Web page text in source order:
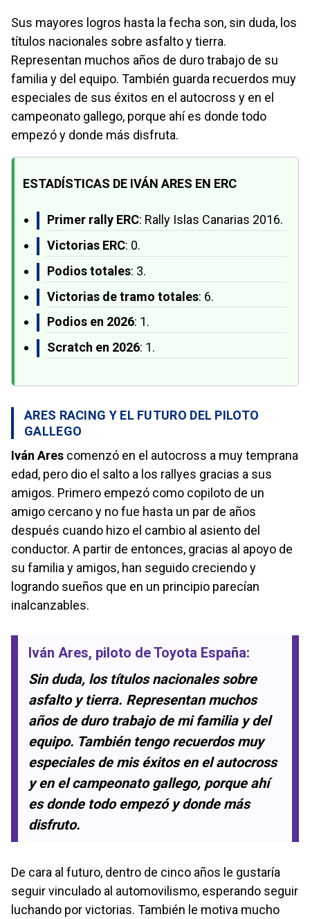
Sus mayores logros hasta la fecha son, sin duda, los
títulos nacionales sobre asfalto y tierra.
Representan muchos años de duro trabajo de su
familia y del equipo. También guarda recuerdos muy
especiales de sus éxitos en el autocross y en el
campeonato gallego, porque ahí es donde todo
empezó y donde más disfruta.
ESTADÍSTICAS DE IVÁN ARES EN ERC
Primer rally ERC: Rally Islas Canarias 2016.
Victorias ERC: 0.
Podios totales: 3.
Victorias de tramo totales: 6.
Podios en 2026: 1.
Scratch en 2026: 1.
ARES RACING Y EL FUTURO DEL PILOTO
GALLEGO
Iván Ares comenzó en el autocross a muy temprana
edad, pero dio el salto a los rallyes gracias a sus
amigos. Primero empezó como copiloto de un
amigo cercano y no fue hasta un par de años
después cuando hizo el cambio al asiento del
conductor. A partir de entonces, gracias al apoyo de
su familia y amigos, han seguido creciendo y
logrando sueños que en un principio parecían
inalcanzables.
Iván Ares, piloto de Toyota España:
Sin duda, los títulos nacionales sobre
asfalto y tierra. Representan muchos
años de duro trabajo de mi familia y del
equipo. También tengo recuerdos muy
especiales de mis éxitos en el autocross
y en el campeonato gallego, porque ahí
es donde todo empezó y donde más
disfruto.
De cara al futuro, dentro de cinco años le gustaría
seguir vinculado al automovilismo, esperando seguir
luchando por victorias. También le motiva mucho